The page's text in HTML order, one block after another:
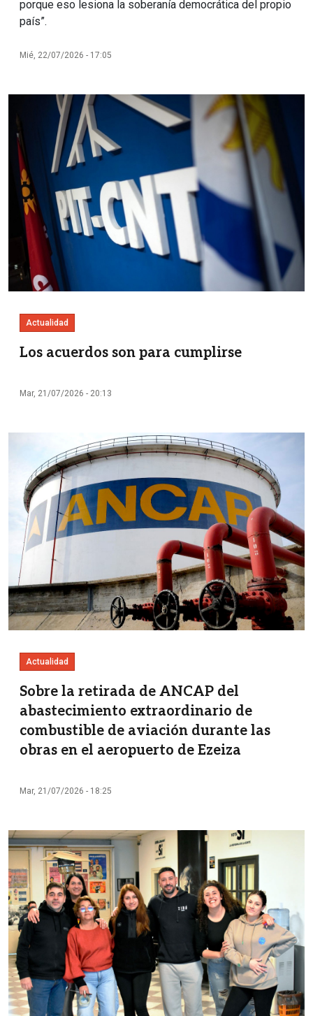
porque eso lesiona la soberanía democrática del propio
país”.
Mié, 22/07/2026 - 17:05
Actualidad
Los acuerdos son para cumplirse
Mar, 21/07/2026 - 20:13
Actualidad
Sobre la retirada de ANCAP del
abastecimiento extraordinario de
combustible de aviación durante las
obras en el aeropuerto de Ezeiza
Mar, 21/07/2026 - 18:25
Imagen